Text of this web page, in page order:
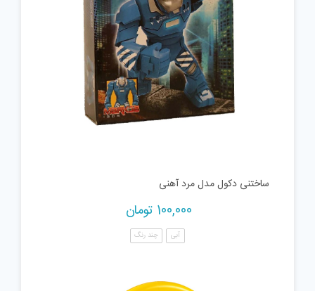
ساختنی دکول مدل مرد آهنی
100,000 تومان
آبی چند رنگ